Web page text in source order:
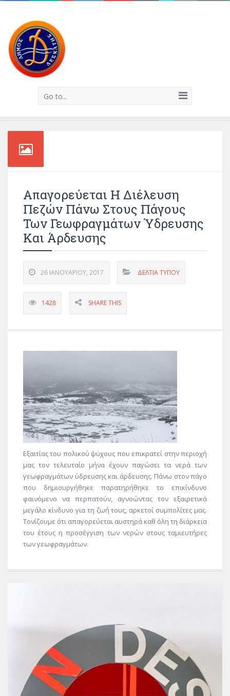
Go to...
Απαγορεύεται Η Διέλευση
Πεζών Πάνω Στους Πάγους
Των Γεωφραγμάτων Ύδρευσης
Και Άρδευσης
26 ΙΑΝΟΥΑΡΊΟΥ, 2017 ΔΕΛΤΊΑ ΤΎΠΟΥ
1428 SHARE THIS
Εξαιτίας του πολικού ψύχους που επικρατεί στην περιοχή
μας τον τελευταίο μήνα έχουν παγώσει τα νερά των
γεωφραγμάτων ύδρευσης και άρδευσης. Πάνω στον πάγο
που δημιουργήθηκε παρατηρήθηκε το επικίνδυνο
φαινόμενο να περπατούν, αγνοώντας τον εξαιρετικά
μεγάλο κίνδυνο για τη ζωή τους, αρκετοί συμπολίτες μας.
Τονίζουμε ότι απαγορεύεται αυστηρά καθ όλη τη διάρκεια
του έτους η προσέγγιση των νερών στους ταμιευτήρες
των γεωφραγμάτων.